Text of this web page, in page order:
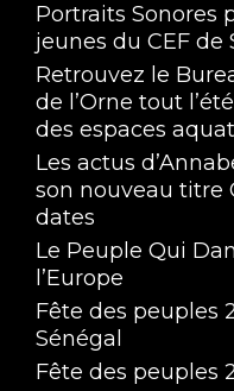
Portraits Sonores
jeunes du CEF
Retrouvez le
de l’Orne tout
des espaces
Les actus
son nouveau titre
dates
Le Peuple Qui
l’Europe
Fête des peuples
Sénégal
Fête des peuples